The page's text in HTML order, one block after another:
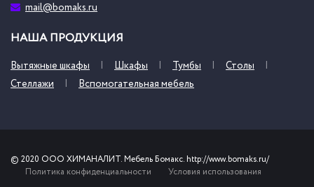
mail@bomaks.ru
НАША ПРОДУКЦИЯ
Вытяжные шкафы Шкафы Тумбы
Столы
Стеллажи
Вспомогательная мебель
© 2020 ООО ХИМАНАЛИТ. Мебель Бомакс. http://www.bomaks.ru/
Политика конфиденциальности
Условия использования